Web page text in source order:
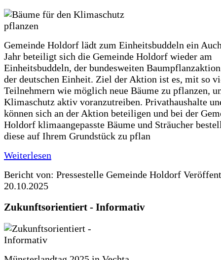
Gemeinde Holdorf lädt zum Einheitsbuddeln ein
Jahr beteiligt sich die Gemeinde Holdorf wieder am
Einheitsbuddeln, der bundesweiten
der deutschen Einheit. Ziel der Aktion ist es, mit so
Teilnehmern wie möglich neue Bäume zu pflanzen,
Klimaschutz aktiv voranzutreiben. Privathaushalte
können sich an der Aktion beteiligen und bei der
Holdorf klimaangepasste Bäume und Sträucher
diese auf Ihrem Grundstück zu pflan
Weiterlesen
Bericht von: Pressestelle Gemeinde Holdorf
20.10.2025
Zukunftsorientiert - Informativ